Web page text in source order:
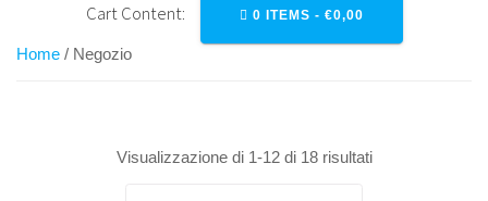
Cart Content: 0 ITEMS - €0,00
Home / Negozio
Visualizzazione di 1-12 di 18 risultati